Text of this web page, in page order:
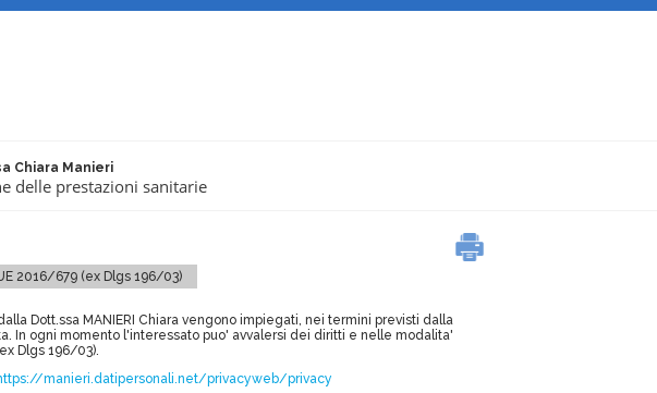
Chiara Manieri
delle prestazioni sanitarie
2016/679 (ex Dlgs 196/03)
alla Dott.ssa MANIERI Chiara vengono impiegati, nei termini previsti dalla
In ogni momento l'interessato puo' avvalersi dei diritti e nelle modalita'
Dlgs 196/03).
manieri.datipersonali.net/privacyweb/privacy